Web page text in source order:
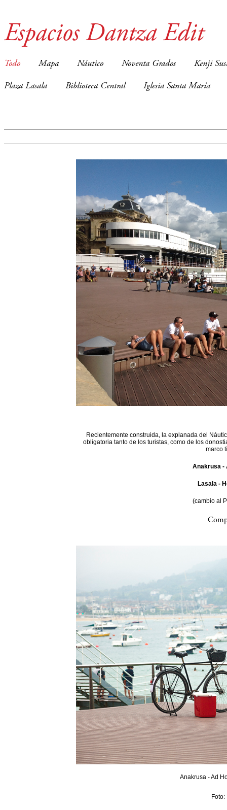
Espacios Dantza Edit
Todo Mapa Náutico Noventa Grados Kenji
Plaza Lasala Biblioteca Central Iglesia Santa María
Recientemente construida, la explanada del
obligatoria tanto de los turistas, como de los
marco
Anakrusa -
Lasala -
(cambio al
Anakrusa - Ad